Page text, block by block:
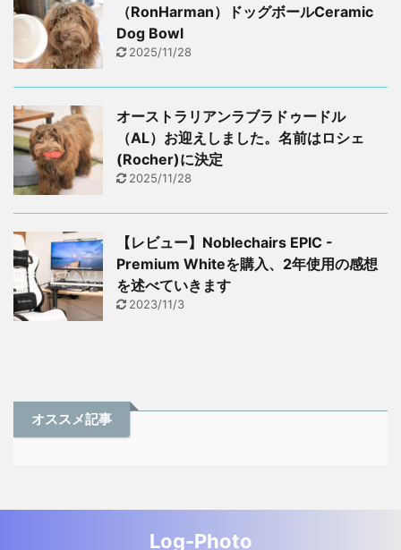
（RonHarman）ドッグボールCeramic
Dog Bowl
2025/11/28
オーストラリアンラブラドゥードル
（AL）お迎えしました。名前はロシェ
(Rocher)に決定
2025/11/28
【レビュー】Noblechairs EPIC -
Premium Whiteを購入、2年使用の感想
を述べていきます
2023/11/3
オススメ記事
Log-Photo